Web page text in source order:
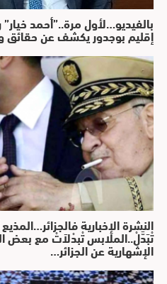
بالفيديو…لأول مرة..”أحمد
إقليم بوجدور يكشف عن حقائق و
النشرة الإخبارية
تْبَدَّلْ..الملابس تْبدْلاَتْ مع بعض
الإشهارية عن الجزائر…